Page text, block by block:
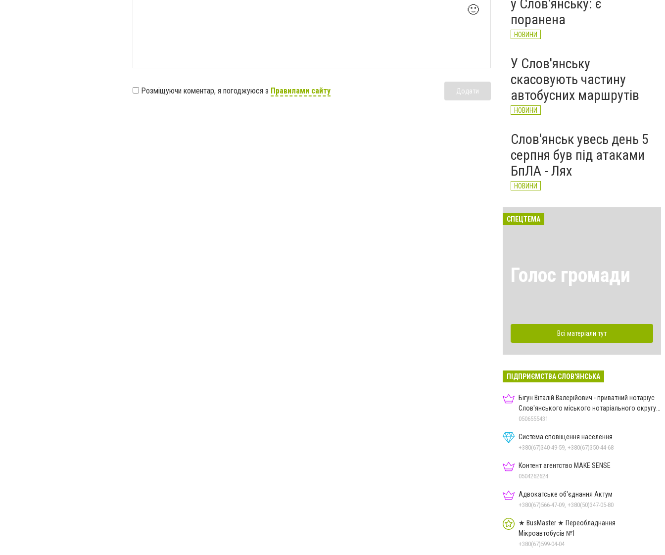
🙂
Розміщуючи коментар, я погоджуюся з Правилами сайту Додати
у Слов'янську: є
поранена
НОВИНИ
У Слов'янську
скасовують частину
автобусних маршрутів
НОВИНИ
Слов'янськ увесь день 5
серпня був під атаками
БпЛА - Лях
НОВИНИ
СПЕЦТЕМА
Голос громади
Всі матеріали тут
ПІДПРИЄМСТВА СЛОВ'ЯНСЬКА
Бігун Віталій Валерійович - приватний нотаріус
Слов'янського міського нотаріального округу
Дон.обл.
0506555431
Система сповіщення населення
+380(67)340-49-59, +380(67)350-44-68
Контент агентство MAKE SENSE
0504262624
Адвокатське об'єднання Актум
+380(67)566-47-09, +380(50)347-05-80
★ BusMaster ★ Переобладнання
Мікроавтобусів №1
+380(67)599-04-04